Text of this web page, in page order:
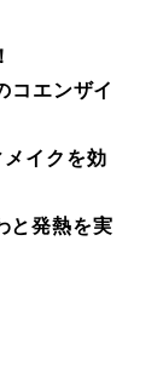
コエンザイ
メイクを効
と発熱を実